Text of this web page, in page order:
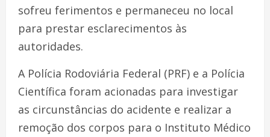
sofreu ferimentos e permaneceu no local
para prestar esclarecimentos às
autoridades.
A Polícia Rodoviária Federal (PRF) e a Polícia
Científica foram acionadas para investigar
as circunstâncias do acidente e realizar a
remoção dos corpos para o Instituto Médico